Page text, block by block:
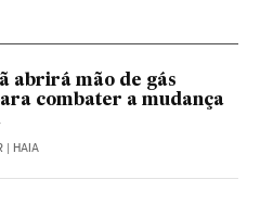
abrirá mão de gás
combater a mudança
| HAIA